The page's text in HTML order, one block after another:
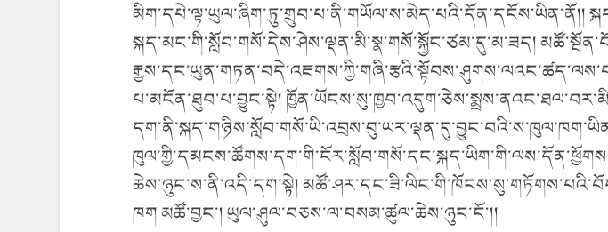
མིག་དཔེ་ལྟ་ཡུལ་ཞིག་ཏུ་གྲུབ་པ་ནི་གཡོལ་ས་མེད་པའི་དོན་དངོས་ཡིན་ནོ།།
སྐད་མང་གི་སློབ་གསོ་དེས་ཤེས་ལྡན་མི་སྣ་གསོ་སྐྱོང་ཙམ་དུ་མ་ཟད།
པ་མངོན་ཐུབ་པ་བྱུང་སྟེ།
ཆེས་ཉུང་ས་ནི་འདི་དག་སྟེ།
ཁག མཚོ་བྱང་། ཡུལ་ཤུལ་བཅས་ལ་བསམ་ཚུལ་ཆེས་ཉུང་ངོ་།།